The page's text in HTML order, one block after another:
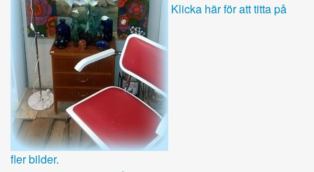
Klicka här för att titta på
fler bilder.